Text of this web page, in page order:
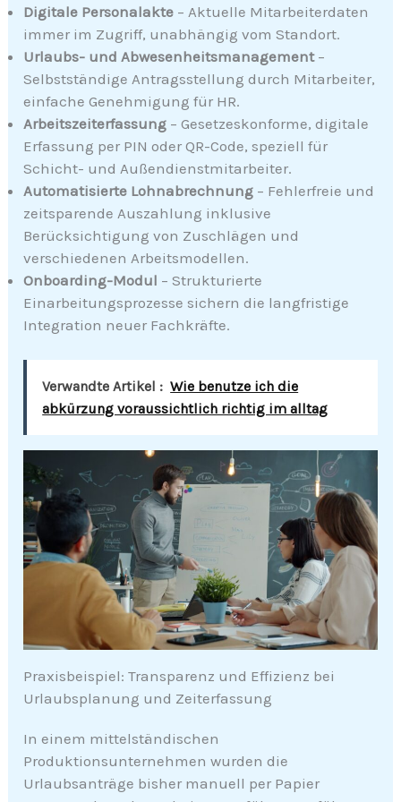
Digitale Personalakte – Aktuelle Mitarbeiterdaten
immer im Zugriff, unabhängig vom Standort.
Urlaubs- und Abwesenheitsmanagement–
Selbstständige Antragsstellung durch Mitarbeiter,
einfache Genehmigung für HR.
Arbeitszeiterfassung – Gesetzeskonforme, digitale
Erfassung per PIN oder QR-Code, speziell für
Schicht- und Außendienstmitarbeiter.
Automatisierte Lohnabrechnung – Fehlerfreie und
zeitsparende Auszahlung inklusive
Berücksichtigung von Zuschlägen und
verschiedenen Arbeitsmodellen.
Onboarding-Modul – Strukturierte
Einarbeitungsprozesse sichern die langfristige
Integration neuer Fachkräfte.
Verwandte Artikel : Wie benutze ich die
abkürzung voraussichtlich richtig im alltag
Praxisbeispiel: Transparenz und Effizienz bei
Urlaubsplanung und Zeiterfassung
In einem mittelständischen
Produktionsunternehmen wurden die
Urlaubsanträge bisher manuell per Papier